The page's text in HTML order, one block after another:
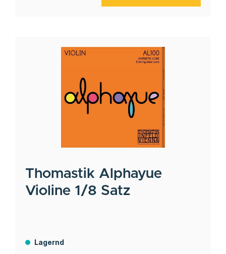
Thomastik Alphayue
Violine 1/8 Satz
Lagernd